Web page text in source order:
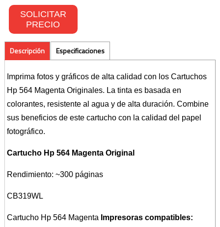
Switches
SOLICITAR
PRECIO
Descripción Especificaciones
Imprima fotos y gráficos de alta calidad con los Cartuchos
Hp 564 Magenta Originales. La tinta es basada en
colorantes, resistente al agua y de alta duración. Combine
sus beneficios de este cartucho con la calidad del papel
fotográfico.
Cartucho Hp 564 Magenta Original
Rendimiento: ~300 páginas
CB319WL
Cartucho Hp 564 Magenta Impresoras compatibles: